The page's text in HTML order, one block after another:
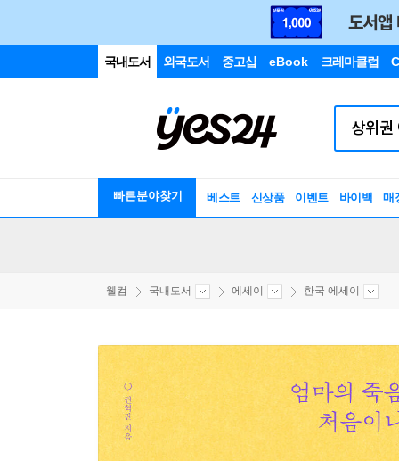
국내도서 외국도서 중고샵 eBook 크레마클럽
빠른분야찾기 베스트 신상품 이벤트 바이백 매
웰컴 국내도서 에세이 한국 에세이